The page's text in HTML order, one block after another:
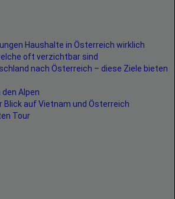
Haushalte in Österreich wirklich
oft verzichtbar sind
nach Österreich – diese Ziele bieten
Alpen
Blick auf Vietnam und Österreich
Tour